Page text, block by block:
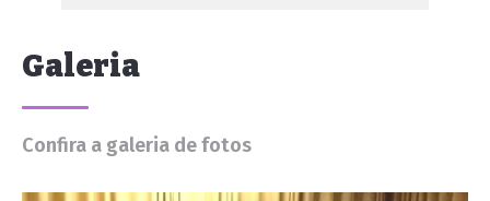
Galeria
Confira a galeria de fotos